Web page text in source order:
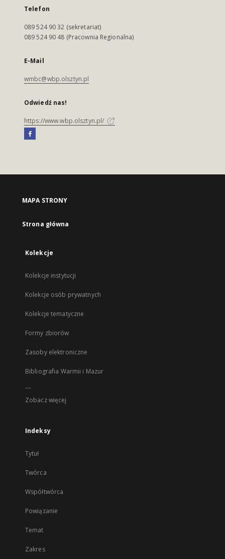
Telefon
089 524 90 32 (sekretariat)
089 524 90 48 (Pracownia Regionalna)
E-Mail
wmbc@wbp.olsztyn.pl
Odwiedź nas!
https://www.wbp.olsztyn.pl/
MAPA STRONY
Strona główna
Kolekcje
Kolekcje instytucji
Kolekcje osób prywatnych
Kolekcje tematyczne
Formy zbiorów
Zasoby elektroniczne
Bibliografia Warmii i Mazur
...
Zobacz więcej
Indeksy
Tytuł
Twórca
Współtwórca
Powiązanie
Temat
Zakres